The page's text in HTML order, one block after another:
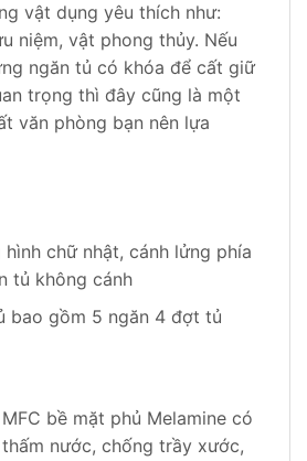
vật dụng yêu thích như:
niệm, vật phong thủy. Nếu
ngăn tủ có khóa để cất giữ
trọng thì đây cũng là một
văn phòng bạn nên lựa
chữ nhật, cánh lửng phía
tủ không cánh
bao gồm 5 ngăn 4 đợt tủ
bề mặt phủ Melamine có
nước, chống trầy xước,